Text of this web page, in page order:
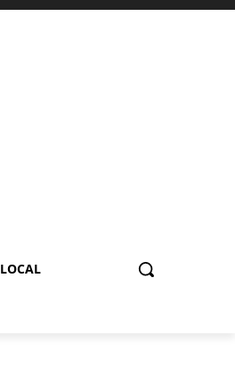
LOCAL